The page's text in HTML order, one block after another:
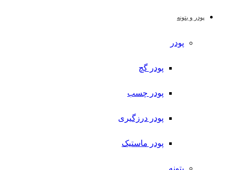
پودر و بتونه
پودر
پودر گچ
پودر چسب
پودر درزگیری
پودر ماستیک
بتونه